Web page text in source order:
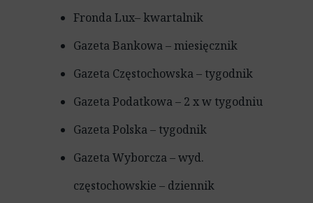
Fronda Lux– kwartalnik
Gazeta Bankowa – miesięcznik
Gazeta Częstochowska – tygodnik
Gazeta Podatkowa – 2 x w tygodniu
Gazeta Polska – tygodnik
Gazeta Wyborcza – wyd.
częstochowskie – dziennik